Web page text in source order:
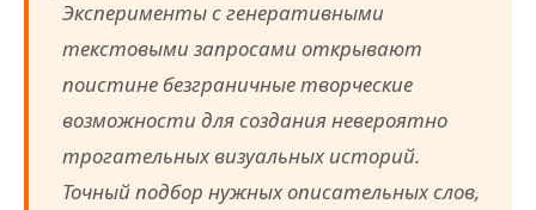
Эксперименты с генеративными
текстовыми запросами открывают
поистине безграничные творческие
возможности для создания невероятно
трогательных визуальных историй.
Точный подбор нужных описательных слов,